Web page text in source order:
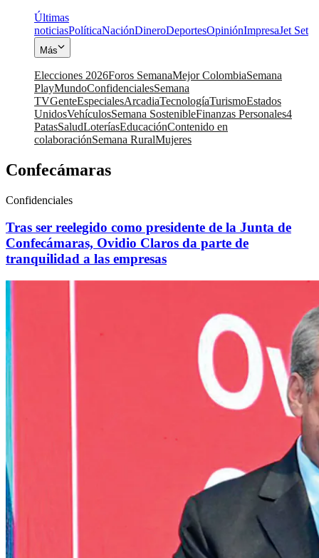
Últimas
noticiasPolíticaNaciónDineroDeportesOpiniónImpresaJet Set
Más
Elecciones 2026Foros SemanaMejor ColombiaSemana
PlayMundoConfidencialesSemana
TVGenteEspecialesArcadiaTecnologíaTurismoEstados
UnidosVehículosSemana SostenibleFinanzas Personales4
PatasSaludLoteríasEducaciónContenido en
colaboraciónSemana RuralMujeres
Confecámaras
Confidenciales
Tras ser reelegido como presidente de la Junta de
Confecámaras, Ovidio Claros da parte de
tranquilidad a las empresas